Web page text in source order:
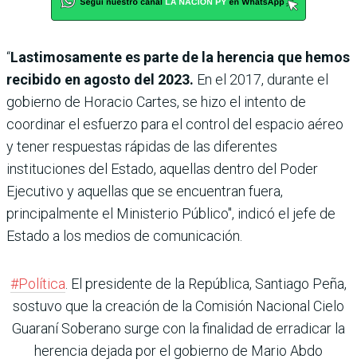
“Lastimosamente es parte de la herencia que hemos
recibido en agosto del 2023. En el 2017, durante el
gobierno de Horacio Cartes, se hizo el intento de
coordinar el esfuerzo para el control del espacio aéreo
y tener respuestas rápidas de las diferentes
instituciones del Estado, aquellas dentro del Poder
Ejecutivo y aquellas que se encuentran fuera,
principalmente el Ministerio Público", indicó el jefe de
Estado a los medios de comunicación.
#Política . El presidente de la República, Santiago Peña,
sostuvo que la creación de la Comisión Nacional Cielo
Guaraní Soberano surge con la finalidad de erradicar la
herencia dejada por el gobierno de Mario Abdo